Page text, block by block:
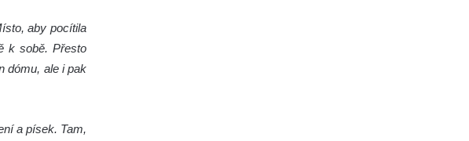
aby pocítila
k sobě. Přesto
dómu, ale i pak
a písek. Tam,